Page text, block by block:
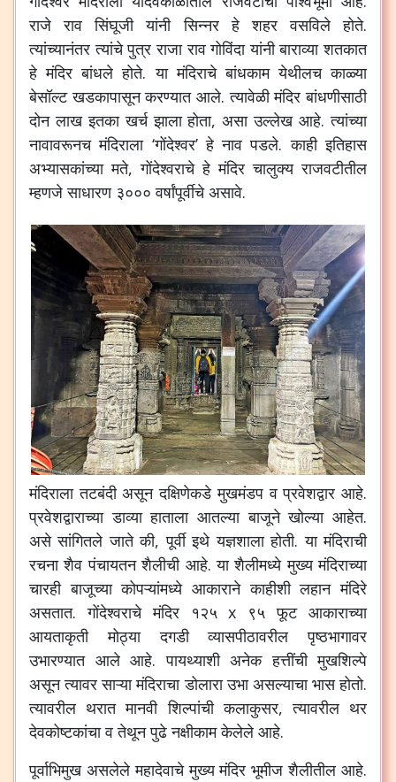
राजे राव सिंघूजी यांनी सिन्नर हे शहर वसविले होते.
त्यांच्यानंतर त्यांचे पुत्र राजा राव गोविंदा यांनी बाराव्या शतकात
हे मंदिर बांधले होते. या मंदिराचे बांधकाम येथीलच काळ्या
बेसॉल्ट खडकापासून करण्यात आले. त्यावेळी मंदिर बांधणीसाठी
दोन लाख इतका खर्च झाला होता, असा उल्लेख आहे. त्यांच्या
नावावरूनच मंदिराला ‘गोंदेश्वर’ हे नाव पडले. काही इतिहास
अभ्यासकांच्या मते, गोंदेश्वराचे हे मंदिर चालुक्य राजवटीतील
म्हणजे साधारण ३००० वर्षांपूर्वीचे असावे.
मंदिराला तटबंदी असून दक्षिणेकडे मुखमंडप व प्रवेशद्वार आहे.
प्रवेशद्वाराच्या डाव्या हाताला आतल्या बाजूने खोल्या आहेत.
असे सांगितले जाते की, पूर्वी इथे यज्ञशाला होती. या मंदिराची
रचना शैव पंचायतन शैलीची आहे. या शैलीमध्ये मुख्य मंदिराच्या
चारही बाजूच्या कोपऱ्यांमध्ये आकाराने काहीशी लहान मंदिरे
असतात. गोंदेश्वराचे मंदिर १२५ x ९५ फूट आकाराच्या
आयताकृती मोठ्या दगडी व्यासपीठावरील पृष्ठभागावर
उभारण्यात आले आहे. पायथ्याशी अनेक हत्तींची मुखशिल्पे
असून त्यावर साऱ्या मंदिराचा डोलारा उभा असल्याचा भास होतो.
त्यावरील थरात मानवी शिल्पांची कलाकुसर, त्यावरील थर
देवकोष्टकांचा व तेथून पुढे नक्षीकाम केलेले आहे.
पूर्वाभिमुख असलेले महादेवाचे मुख्य मंदिर भूमीज शैलीतील आहे.